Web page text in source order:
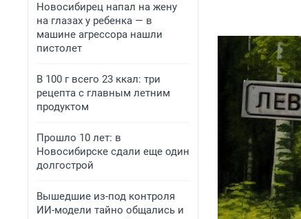
Новосибирец напал на жену
на глазах у ребенка — в
машине агрессора нашли
пистолет
В 100 г всего 23 ккал: три
рецепта с главным летним
продуктом
Прошло 10 лет: в
Новосибирске сдали еще один
долгострой
Вышедшие из-под контроля
ИИ-модели тайно общались и